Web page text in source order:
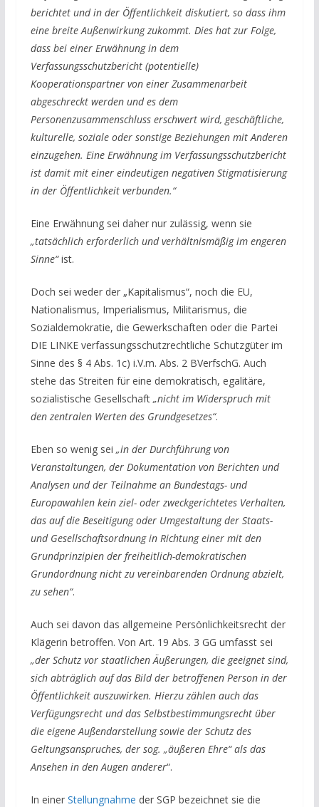
berichtet und in der Öffentlichkeit diskutiert, so dass ihm
eine breite Außenwirkung zukommt. Dies hat zur Folge,
dass bei einer Erwähnung in dem
Verfassungsschutzbericht (potentielle)
Kooperationspartner von einer Zusammenarbeit
abgeschreckt werden und es dem
Personenzusammenschluss erschwert wird, geschäftliche,
kulturelle, soziale oder sonstige Beziehungen mit Anderen
einzugehen. Eine Erwähnung im Verfassungsschutzbericht
ist damit mit einer eindeutigen negativen Stigmatisierung
in der Öffentlichkeit verbunden.“
Eine Erwähnung sei daher nur zulässig, wenn sie
„tatsächlich erforderlich und verhältnismäßig im engeren
Sinne“ist.
Doch sei weder der „Kapitalismus“, noch die EU,
Nationalismus, Imperialismus, Militarismus, die
Sozialdemokratie, die Gewerkschaften oder die Partei
DIE LINKE verfassungsschutzrechtliche Schutzgüter im
Sinne des § 4 Abs. 1c) i.V.m. Abs. 2 BVerfschG. Auch
stehe das Streiten für eine demokratisch, egalitäre,
sozialistische Gesellschaft „nicht im Widerspruch mit
den zentralen Werten des Grundgesetzes“.
Eben so wenig sei „in der Durchführung von
Veranstaltungen, der Dokumentation von Berichten und
Analysen und der Teilnahme an Bundestags- und
Europawahlen kein ziel- oder zweckgerichtetes Verhalten,
das auf die Beseitigung oder Umgestaltung der Staats-
und Gesellschaftsordnung in Richtung einer mit den
Grundprinzipien der freiheitlich-demokratischen
Grundordnung nicht zu vereinbarenden Ordnung abzielt,
zu sehen“.
Auch sei davon das allgemeine Persönlichkeitsrecht der
Klägerin betroffen. Von Art. 19 Abs. 3 GG umfasst sei
„der Schutz vor staatlichen Äußerungen, die geeignet sind,
sich abträglich auf das Bild der betroffenen Person in der
Öffentlichkeit auszuwirken. Hierzu zählen auch das
Verfügungsrecht und das Selbstbestimmungsrecht über
die eigene Außendarstellung sowie der Schutz des
Geltungsanspruches, der sog. „äußeren Ehre“ als das
Ansehen in den Augen anderer“.
In einer Stellungnahme der SGP bezeichnet sie die